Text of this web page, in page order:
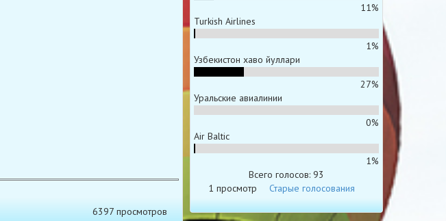
6397 просмотров
11%
Turkish Airlines
1%
Узбекистон хаво йуллари
27%
Уральские авиалинии
0%
Air Baltic
1%
Всего голосов: 93
1 просмотр
Старые голосования